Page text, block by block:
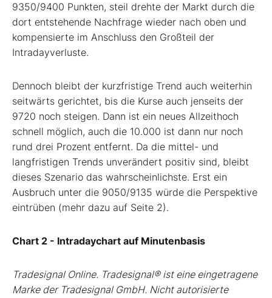
9350/9400 Punkten, steil drehte der Markt durch die
dort entstehende Nachfrage wieder nach oben und
kompensierte im Anschluss den Großteil der
Intradayverluste.
Dennoch bleibt der kurzfristige Trend auch weiterhin
seitwärts gerichtet, bis die Kurse auch jenseits der
9720 noch steigen. Dann ist ein neues Allzeithoch
schnell möglich, auch die 10.000 ist dann nur noch
rund drei Prozent entfernt. Da die mittel- und
langfristigen Trends unverändert positiv sind, bleibt
dieses Szenario das wahrscheinlichste. Erst ein
Ausbruch unter die 9050/9135 würde die Perspektive
eintrüben (mehr dazu auf Seite 2).
Chart 2 - Intradaychart auf Minutenbasis
Tradesignal Online. Tradesignal® ist eine eingetragene
Marke der Tradesignal GmbH. Nicht autorisierte